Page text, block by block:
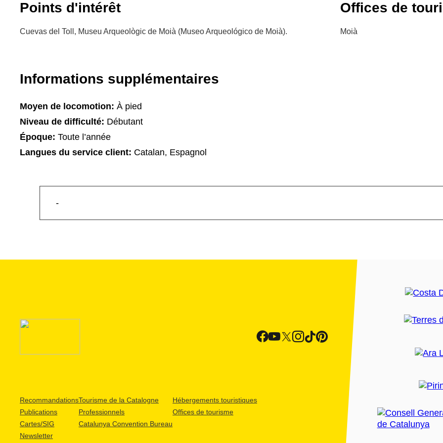
Points d'intérêt
Cuevas del Toll, Museu Arqueològic de Moià (Museo Arqueológico de Moià).
Offices de
Moià
Informations supplémentaires
Moyen de locomotion: À pied
Niveau de difficulté: Débutant
Époque: Toute l’année
Langues du service client: Catalan, Espagnol
-
Recommandations
Publications
Cartes/SIG
Newsletter
Tourisme de la Catalogne
Professionnels
Catalunya Convention Bureau
Hébergements touristiques
Offices de tourisme